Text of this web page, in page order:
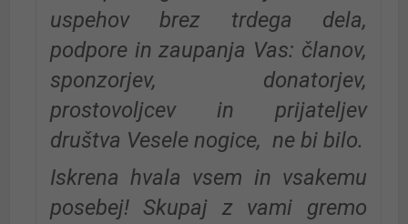
uspehov brez trdega dela,
podpore in zaupanja Vas: članov,
sponzorjev, donatorjev,
prostovoljcev in prijateljev
društva Vesele nogice, ne bi bilo.
Iskrena hvala vsem in vsakemu
posebej! Skupaj z vami gremo